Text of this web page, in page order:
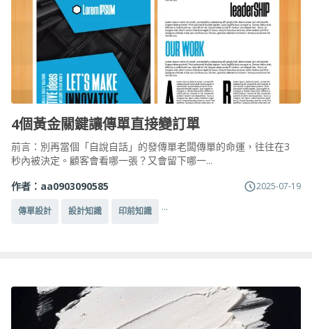
4個黃金關鍵讓傳單直接變訂單
前言：別再當個「自說自話」的發傳單老闆傳單的命運，往往在3
秒內被決定。顧客會看哪一張？又會留下哪一...
作者： aa0903090585 2025-07-19
傳單設計 設計知識 印前知識 ...